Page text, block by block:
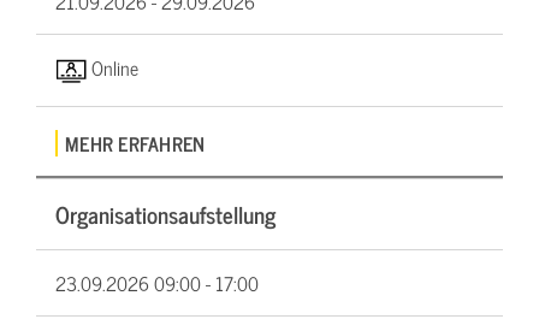
Online
MEHR ERFAHREN
Organisationsaufstellung
23.09.202609:00 - 17:00